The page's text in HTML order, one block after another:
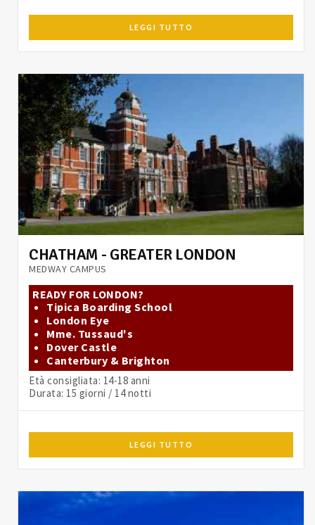
LEGGI TUTTO
CHATHAM - GREATER LONDON
MEDWAY CAMPUS
READY FOR LONDON?
Tipica Boarding School
London Eye
Mme. Tussaud's
Dover Castle
Canterbury & Brighton
Età consigliata: 14-18 anni
Durata: 15 giorni / 14 notti
LEGGI TUTTO